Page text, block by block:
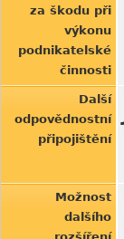
za škodu při
výkonu
podnikatelské
činnosti
Další
odpovědnostní
připojištění
Možnost
dalšího